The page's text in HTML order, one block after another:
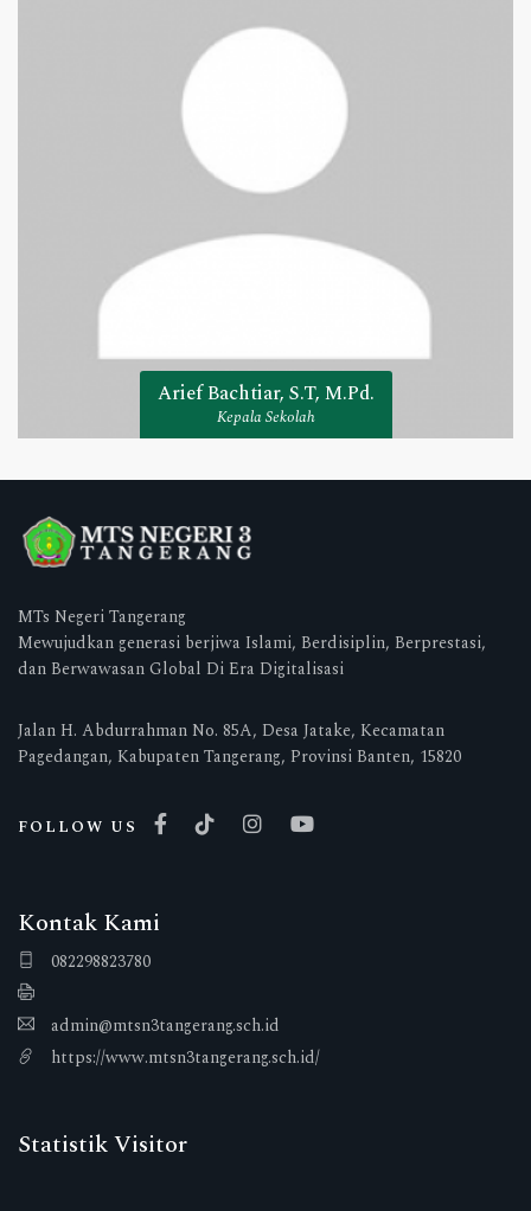
Arief Bachtiar, S.T, M.Pd.
Kepala Sekolah
MTs Negeri Tangerang
Mewujudkan generasi berjiwa Islami, Berdisiplin, Berprestasi,
dan Berwawasan Global Di Era Digitalisasi
Jalan H. Abdurrahman No. 85A, Desa Jatake, Kecamatan
Pagedangan, Kabupaten Tangerang, Provinsi Banten, 15820
FOLLOW US
Kontak Kami
082298823780
admin@mtsn3tangerang.sch.id
https://www.mtsn3tangerang.sch.id/
Statistik Visitor